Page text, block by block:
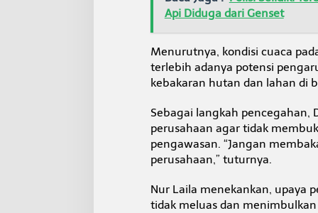
a
Api Diduga dari Genset
Menurutnya, kondisi cuaca
terlebih adanya potensi
kebakaran hutan dan lahan di
Sebagai langkah pencegahan,
perusahaan agar tidak
pengawasan. “Jangan
perusahaan,” tuturnya.
Nur Laila menekankan, upaya
tidak meluas dan